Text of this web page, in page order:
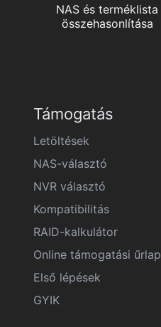
NAS és terméklista
összehasonlítása
Támogatás
Letöltések
NAS-választó
NVR választó
Kompatibilitás
RAID-kalkulátor
Online támogatási űrlap
Első lépések
GYIK